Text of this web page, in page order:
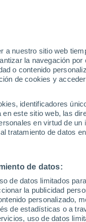
nuestro sitio web
la navegación
o contenido
de cookies y
identificadores
este sitio web, las
en virtud de un
tratamiento de datos
de datos:
de datos limitados
la publicidad
personalizado,
de estadísticas o a
uso de datos
nubosidad Radar de
11 Ago
Miércoles
12 Ago